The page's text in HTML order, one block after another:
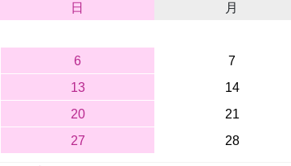
日 月
6
7
13
14
20
21
27
28